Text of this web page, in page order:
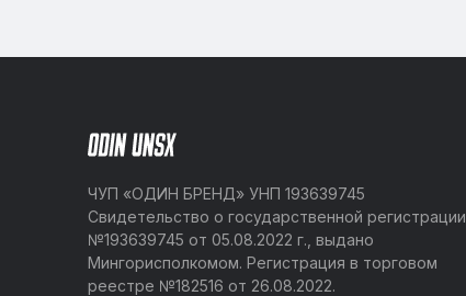
ЧУП «ОДИН БРЕНД» УНП 193639745
Свидетельство о государственной регистрации
№193639745 от 05.08.2022 г., выдано
Мингорисполкомом. Регистрация в торговом
реестре №182516 от 26.08.2022.